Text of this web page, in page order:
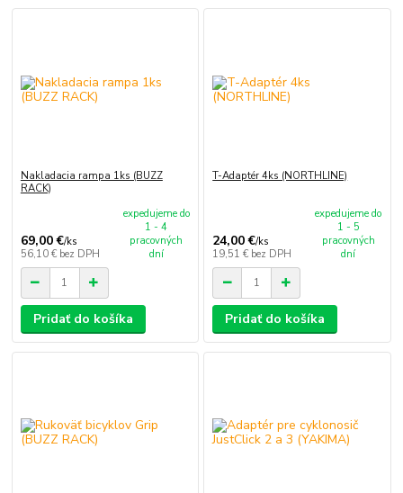
Nakladacia rampa 1ks (BUZZ
RACK)
69,00 €/ks
56,10 € bez DPH
expedujeme do
1 - 4
pracovných
dní
Pridať do košíka
T-Adaptér 4ks (NORTHLINE)
24,00 €/ks
19,51 € bez DPH
expedujeme do
1 - 5
pracovných
dní
Pridať do košíka